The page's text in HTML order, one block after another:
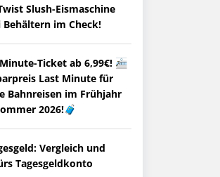
Slush-Eismaschine
im Check!
Ticket ab 6,99€! 🚈
Last Minute für
Bahnreisen im Frühjahr
2026!🧳
Vergleich und
Tagesgeldkonto